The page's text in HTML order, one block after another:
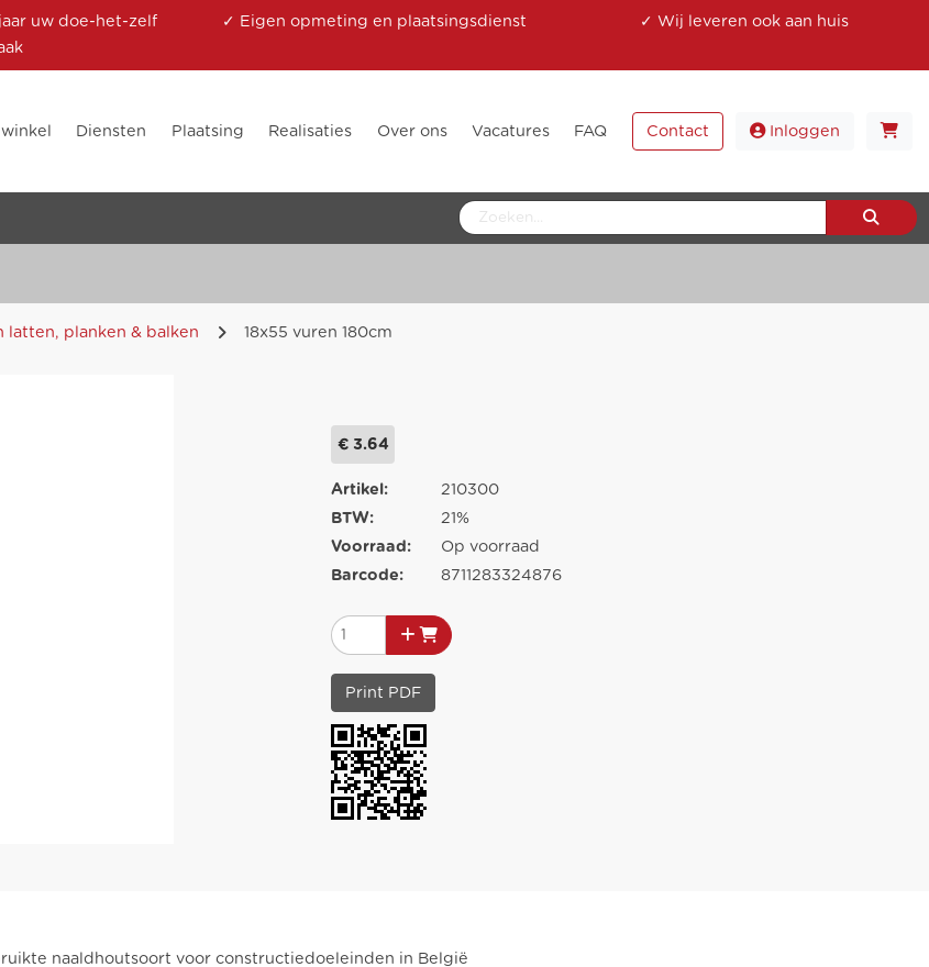
uw doe-het-zelf
✓ Eigen opmeting en plaatsingsdienst ✓ Wij leveren ook aan huis
Diensten Plaatsing Realisaties Over ons Vacatures FAQ Contact Inloggen
latten, planken & balken 18x55 vuren 180cm
€ 3.64
Artikel:
210300
BTW:
21%
Voorraad:
Op voorraad
Barcode:
8711283324876
Print PDF
naaldhoutsoort voor constructiedoeleinden in België